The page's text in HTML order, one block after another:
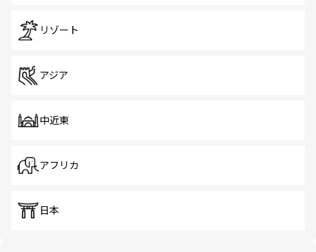
リゾート
アジア
中近東
アフリカ
日本